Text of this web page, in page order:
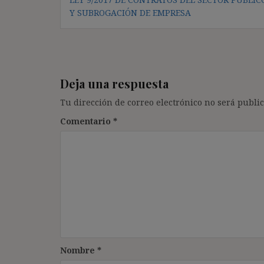
de
Y SUBROGACIÓN DE EMPRESA
Deja una respuesta
Tu dirección de correo electrónico no será
Comentario *
Nombre *